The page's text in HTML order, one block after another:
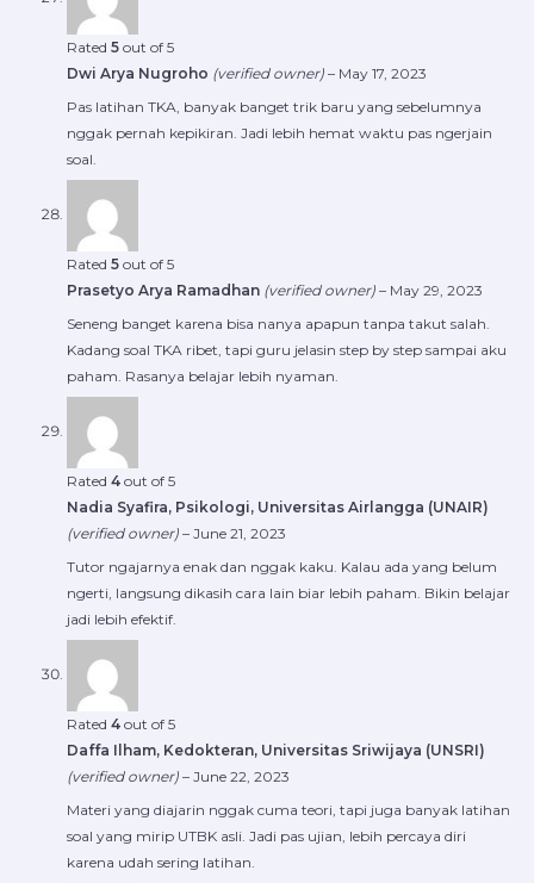
Rated 5 out of 5
Dwi Arya Nugroho (verified owner) – May 17, 2023
Pas latihan TKA, banyak banget trik baru yang sebelumnya
nggak pernah kepikiran. Jadi lebih hemat waktu pas ngerjain
soal.
Rated 5 out of 5
Prasetyo Arya Ramadhan (verified owner) – May 29, 2023
Seneng banget karena bisa nanya apapun tanpa takut salah.
Kadang soal TKA ribet, tapi guru jelasin step by step sampai aku
paham. Rasanya belajar lebih nyaman.
Rated 4 out of 5
Nadia Syafira, Psikologi, Universitas Airlangga (UNAIR)
(verified owner) – June 21, 2023
Tutor ngajarnya enak dan nggak kaku. Kalau ada yang belum
ngerti, langsung dikasih cara lain biar lebih paham. Bikin belajar
jadi lebih efektif.
Rated 4 out of 5
Daffa Ilham, Kedokteran, Universitas Sriwijaya (UNSRI)
(verified owner) – June 22, 2023
Materi yang diajarin nggak cuma teori, tapi juga banyak latihan
soal yang mirip UTBK asli. Jadi pas ujian, lebih percaya diri
karena udah sering latihan.